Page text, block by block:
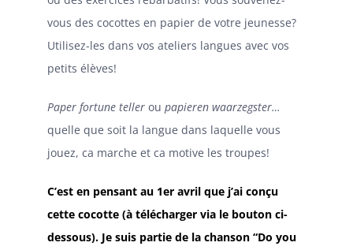
vous des cocottes en papier de votre jeunesse?
Utilisez-les dans vos ateliers langues avec vos
petits élèves!
Paper fortune tellerou papieren waarzegster…
quelle que soit la langue dans laquelle vous
jouez, ca marche et ca motive les troupes!
C’est en pensant au 1er avril que j’ai conçu
cette cocotte (à télécharger via le bouton ci-
dessous). Je suis partie de la chanson “Do you